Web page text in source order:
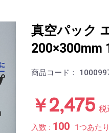
真空パック
200×300mm
商品コード：
￥2,475 税
入数 : 100 1つあたり